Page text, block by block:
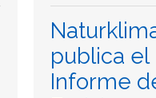
publica el
Informe